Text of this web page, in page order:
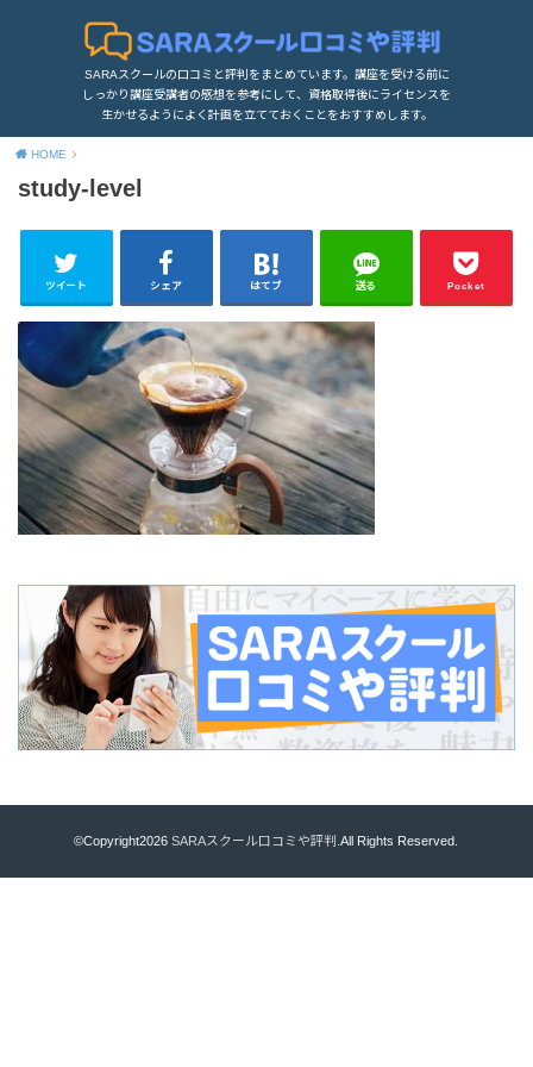
SARAスクールの口コミと評判をまとめています。講座を受ける前に
しっかり講座受講者の感想を参考にして、資格取得後にライセンスを
生かせるようによく計画を立てておくことをおすすめします。
HOME
study-level
ツイート シェア はてブ 送る Pocket
©Copyright2026SARAスクール口コミや評判 .All Rights Reserved.